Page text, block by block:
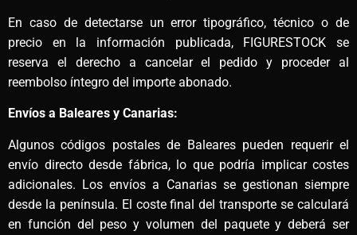
En caso de detectarse un error tipográfico, técnico o de
precio en la información publicada, FIGURESTOCK se
reserva el derecho a cancelar el pedido y proceder al
reembolso íntegro del importe abonado.
Envíos a Baleares y Canarias:
Algunos códigos postales de Baleares pueden requerir el
envío directo desde fábrica, lo que podría implicar costes
adicionales. Los envíos a Canarias se gestionan siempre
desde la península. El coste final del transporte se calculará
en función del peso y volumen del paquete y deberá ser